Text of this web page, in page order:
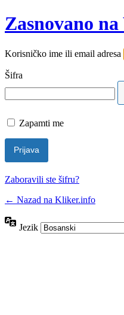
Zasnovano
Korisničko ime ili email adresa
Šifra
Zapamti me
Zaboravili ste šifru?
← Nazad na Kliker.info
Jezik